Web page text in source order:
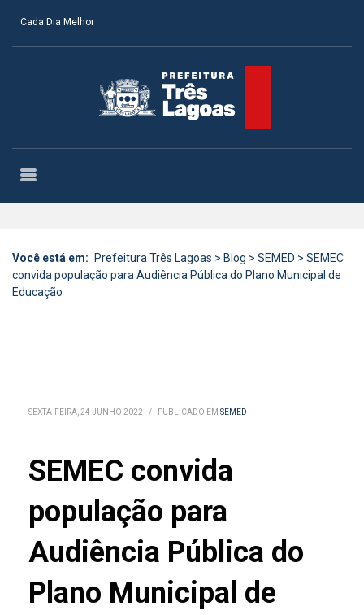
Cada Dia Melhor
Você está em: Prefeitura Três Lagoas > Blog > SEMED > SEMEC
convida população para Audiência Pública do Plano Municipal de
Educação
SEXTA-FEIRA, 24 JUNHO 2022 / PUBLICADO EM SEMED
SEMEC convida
população para
Audiência Pública do
Plano Municipal de